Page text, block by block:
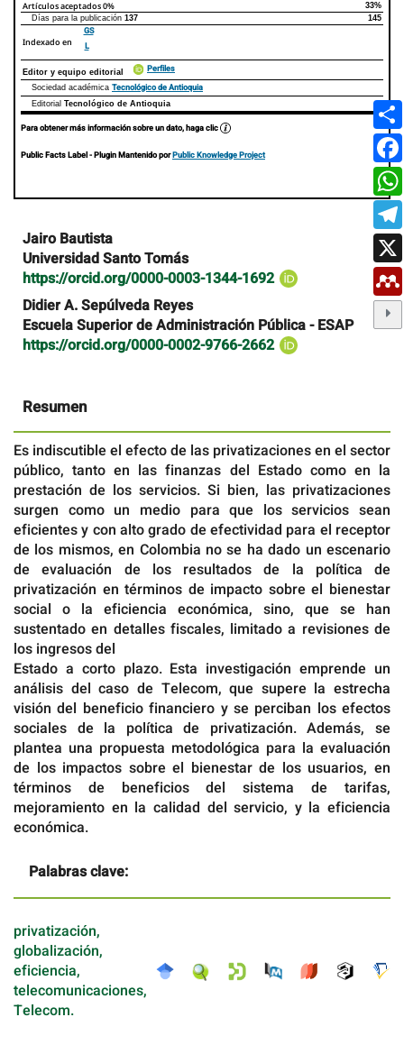
Artículos aceptados0%
33%
Días para la publicación 137 145
Indexado en
GS
L
Editor y equipo editorial Perfiles
Sociedad académica Tecnológico de Antioquia
Editorial Tecnológico de Antioquia
Para obtener más información sobre un dato, haga clic
Public Facts Label- Plugin Mantenido porPublic Knowledge Project
Contenido
principal
del
artículo
Jairo Bautista
Universidad Santo Tomás
https://orcid.org/0000-0003-1344-1692
Didier A. Sepúlveda Reyes
Escuela Superior de Administración Pública - ESAP
https://orcid.org/0000-0002-9766-2662
Resumen
Es indiscutible el efecto de las privatizaciones en el sector
público, tanto en las finanzas del Estado como en la
prestación de los servicios. Si bien, las privatizaciones
surgen como un medio para que los servicios sean
eficientes y con alto grado de efectividad para el receptor
de los mismos, en Colombia no se ha dado un escenario
de evaluación de los resultados de la política de
privatización en términos de impacto sobre el bienestar
social o la eficiencia económica, sino, que se han
sustentado en detalles fiscales, limitado a revisiones de
los ingresos del
Estado a corto plazo. Esta investigación emprende un
análisis del caso de Telecom, que supere la estrecha
visión del beneficio financiero y se perciban los efectos
sociales de la política de privatización. Además, se
plantea una propuesta metodológica para la evaluación
de los impactos sobre el bienestar de los usuarios, en
términos de beneficios del sistema de tarifas,
mejoramiento en la calidad del servicio, y la eficiencia
económica.
Palabras clave:
privatización,
globalización,
eficiencia,
telecomunicaciones,
Telecom.